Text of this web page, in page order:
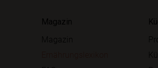
Magazin
Magazin